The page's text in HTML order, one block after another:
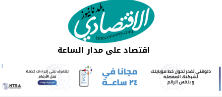
اقتصاد على مدار الساعة